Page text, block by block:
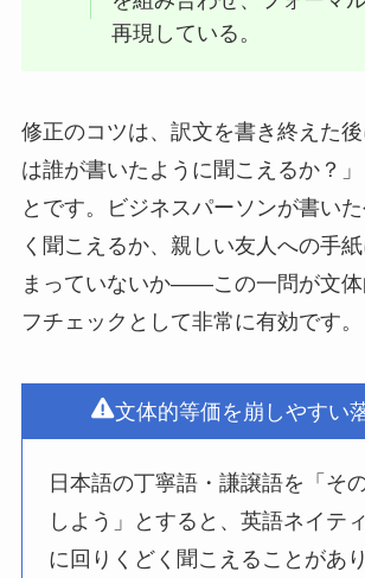
再現している。
修正のコツは、訳文を書き終えた
は誰が書いたように聞こえるか？
とです。ビジネスパーソンが書い
く聞こえるか、親しい友人への手
まっていないか——この一問が文
フチェックとして非常に有効です。
文体的等価を崩しやすい
日本語の丁寧語・謙譲語を「そ
しよう」とすると、英語ネイテ
に回りくどく聞こえることがあ